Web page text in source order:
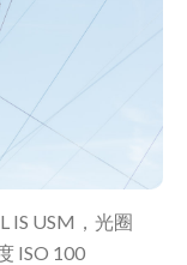
IS USM，光圈
ISO 100